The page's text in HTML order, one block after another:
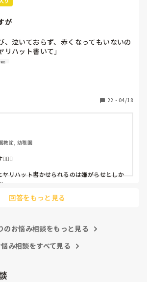
が
、泣いておらず、赤くなってもいないの
ハット書いて」
かない）
内容でも
を練って書き込むようにと。
を考えさせられること多数
拘束されて辛いです
か?
22 ・ 04/18
教諭, 幼稚園
ヤリハット書かせられるのは嫌がらせとしか
回答をもっと見る
のお悩み相談をもっと見る
み相談をすべて見る